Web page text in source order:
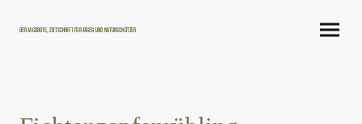
Der Jagdbote, Zeitschrift für Jäger und Naturschützer